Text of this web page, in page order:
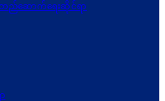
ည်ဆောက်ရေးဆိုင်ရာ